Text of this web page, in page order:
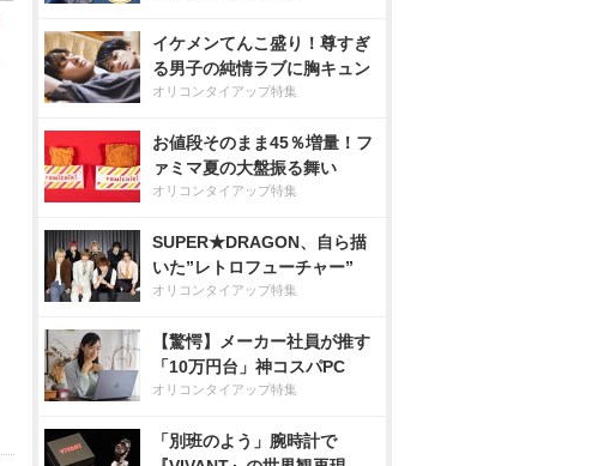
イケメンてんこ盛り！尊すぎ
る男子の純情ラブに胸キュン
オリコンタイアップ特集
お値段そのまま45％増量！フ
ァミマ夏の大盤振る舞い
オリコンタイアップ特集
SUPER★DRAGON、自ら描
いた”レトロフューチャー”
オリコンタイアップ特集
【驚愕】メーカー社員が推す
「10万円台」神コスパPC
オリコンタイアップ特集
「別班のよう」腕時計で